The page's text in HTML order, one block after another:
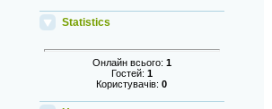
Statistics
Онлайн всього: 1
Гостей: 1
Користувачів:0